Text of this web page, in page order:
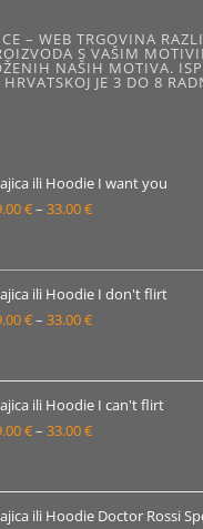
– WEB TRGOVINA
S VAŠIM
NAŠIH MOTIVA.
JE 3 DO 8
ili Hoodie I want you
€– 33.00€Raspon
19.00 €
do
ili Hoodie I don't flirt
€– 33.00€Raspon
19.00 €
do
ili Hoodie I can't flirt
€– 33.00€Raspon
19.00 €
ili Hoodie Doctor Rossi